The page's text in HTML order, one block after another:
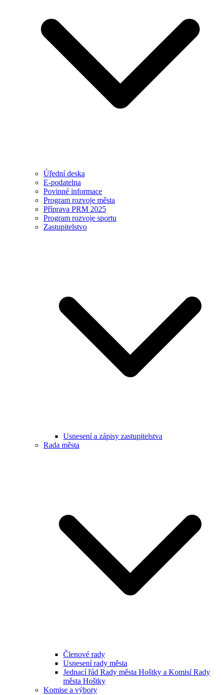
Úřední deska
E-podatelna
Povinné informace
Program rozvoje města
Příprava PRM 2025
Program rozvoje sportu
Zastupitelstvo
Usnesení a zápisy zastupitelstva
Rada města
Členové rady
Usnesení rady města
Jednací řád Rady města Hoštky a Komisí Rady
města Hoštky
Komise a výbory